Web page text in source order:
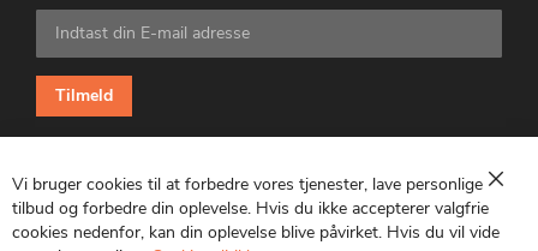
Tilmeld
dig
vores
nyhedsbrev:
Tilmeld
Luk
Vi bruger cookies til at forbedre vores tjenester, lave personlige
tilbud og forbedre din oplevelse. Hvis du ikke accepterer valgfrie
cookies nedenfor, kan din oplevelse blive påvirket. Hvis du vil vide